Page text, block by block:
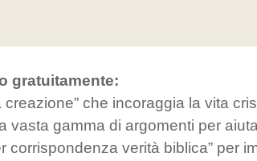
gratuitamente:
che incoraggia la vita
vasta gamma di argomenti per
corrispondenza verità biblica” per